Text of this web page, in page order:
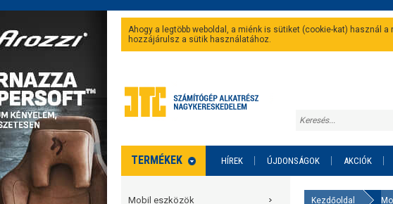
Ahogy a legtöbb weboldal, a miénk is sütiket (cookie-kat) használ
hozzájárulsz a sütik használatához.
TERMÉKEK HÍREK ÚJDONSÁGOK AKCIÓK
Mobil eszközök Kezdőoldal